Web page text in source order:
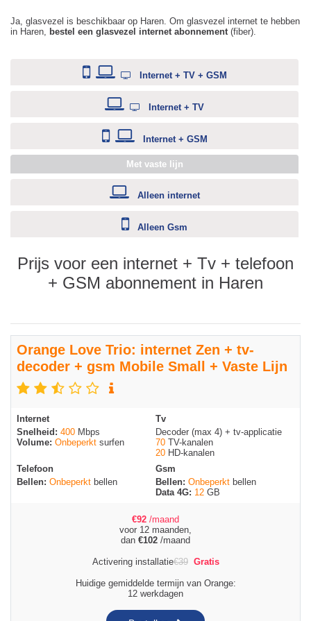
Ja, glasvezel is beschikbaar op Haren. Om glasvezel internet te hebben
in Haren, bestel een glasvezel internet abonnement (fiber).
Internet + TV + GSM
Internet + TV
Internet + GSM
Met vaste lijn
Alleen internet
Alleen Gsm
Prijs voor een internet + Tv + telefoon
+ GSM abonnement in Haren
Orange Love Trio: internet Zen + tv-
decoder + gsm Mobile Small + Vaste Lijn
Internet
Snelheid: 400 Mbps
Volume: Onbeperkt surfen
Tv
Decoder (max 4) + tv-applicatie
70 TV-kanalen
20 HD-kanalen
Telefoon
Bellen: Onbeperkt bellen
Gsm
Bellen: Onbeperkt bellen
Data 4G: 12 GB
€92 /maand
voor 12 maanden,
dan €102 /maand
Activering installatie€39 Gratis
Huidige gemiddelde termijn van Orange:
12 werkdagen